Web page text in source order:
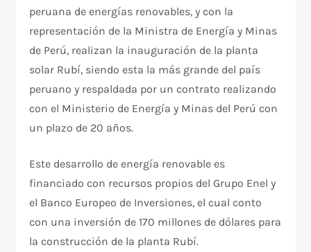
peruana de energías renovables, y con la
representación de la Ministra de Energía y Minas
de Perú, realizan la inauguración de la planta
solar Rubí, siendo esta la más grande del país
peruano y respaldada por un contrato realizando
con el Ministerio de Energía y Minas del Perú con
un plazo de 20 años.
Este desarrollo de energía renovable es
financiado con recursos propios del Grupo Enel y
el Banco Europeo de Inversiones, el cual conto
con una inversión de 170 millones de dólares para
la construcción de la planta Rubí.